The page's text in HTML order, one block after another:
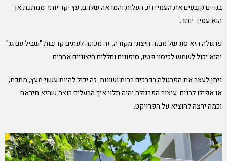
בנויים קובעים את העמידות, העלות והמראה שלהם. עץ יקר יותר ממתכת אך
הוא עמיד יותר.
פרגולה היא סוג של מבנה חיצוני מקורה. זה מכונה לעתים קרובות "שביל עם גג"
והוא יכול לשמש לכיסוי פטיו, סיפונים וחללים חיצוניים אחרים.
ניתן לעצב את הפרגולה בדרכים רבות ושונות. זה יכול להיות עשוי מעץ, מתכת,
או אפילו לבנים. עיצוב הפרגולה יהיה תלוי איך הבעלים רוצה שהיא תיראה
וכמה ירצה להוציא על הפרויקט.